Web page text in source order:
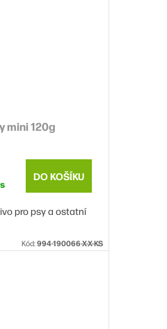
mini 120g
DO KOŠÍKU
pro psy a ostatní
Kód:994-190066-X-X-KS